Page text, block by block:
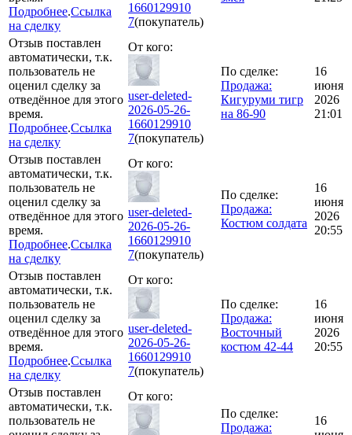
Подробнее.Ссылка
на сделку
1660129910
7(покупатель)
Отзыв поставлен
автоматически, т.к.
пользователь не
оценил сделку за
отведённое для этого
время.
Подробнее.Ссылка
на сделку
От кого:
user-deleted-
2026-05-26-
1660129910
7(покупатель)
По сделке:
Продажа:
Кигуруми тигр
на 86-90
16
июня
2026
21:01
Отзыв поставлен
автоматически, т.к.
пользователь не
оценил сделку за
отведённое для этого
время.
Подробнее.Ссылка
на сделку
От кого:
user-deleted-
2026-05-26-
1660129910
7(покупатель)
По сделке:
Продажа:
Костюм солдата
16
июня
2026
20:55
Отзыв поставлен
автоматически, т.к.
пользователь не
оценил сделку за
отведённое для этого
время.
Подробнее.Ссылка
на сделку
От кого:
user-deleted-
2026-05-26-
1660129910
7(покупатель)
По сделке:
Продажа:
Восточный
костюм 42-44
16
июня
2026
20:55
Отзыв поставлен
автоматически, т.к.
пользователь не
От кого:
По сделке:
Продажа:
16